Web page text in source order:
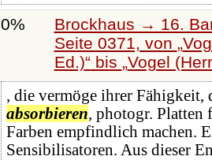
0%
Brockhaus → 16.
Seite 0371, von
Ed.) bis Vogel
, die vermöge ihrer Fähigkeit,
absorbieren, photogr. Platten
Farben empfindlich machen.
Sensibilisatoren. Aus dieser